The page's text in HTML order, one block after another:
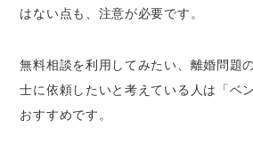
はない点も、注意が必要です。
無料相談を利用してみたい、離婚問題
士に依頼したいと考えている人は「ベ
おすすめです。